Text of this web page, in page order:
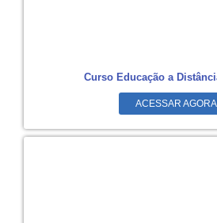
Curso Educação a
ACESSAR